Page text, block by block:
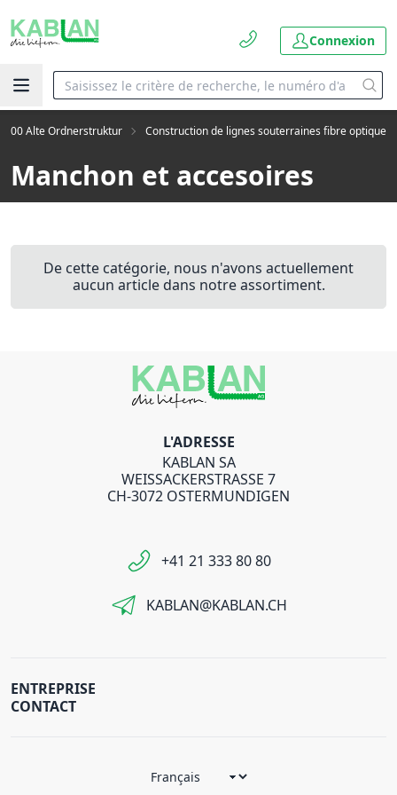
Connexion
Alte Ordnerstruktur Construction de lignes souterraines fibre optique
Manchon et accesoires
De cette catégorie, nous n'avons actuellement
aucun article dans notre assortiment.
L'ADRESSE
KABLAN SA
WEISSACKERSTRASSE 7
CH-3072 OSTERMUNDIGEN
+41 21 333 80 80
KABLAN@KABLAN.CH
ENTREPRISE
CONTACT